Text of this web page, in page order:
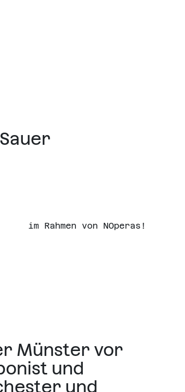
im Rahmen von NOperas!
Münster vor
und
und